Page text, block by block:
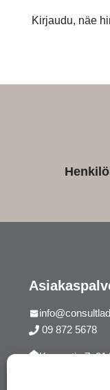
Kirjaudu, näe
09 872 5678
Korsontie 7,